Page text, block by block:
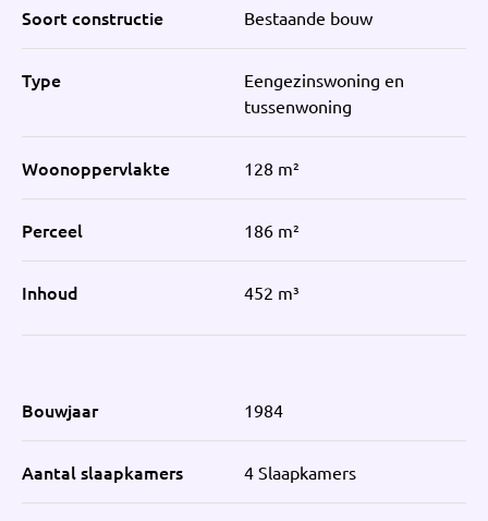
Soort constructie Bestaande bouw
Type
Eengezinswoning en
tussenwoning
Woonoppervlakte 128 m²
Perceel 186 m²
Inhoud 452 m³
Bouwjaar 1984
Aantal slaapkamers 4 Slaapkamers